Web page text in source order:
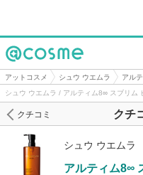
@cosme
アットコスメ シュウ ウエムラ
アル
シュウ ウエムラ / アルティム8∞ スブリム
クチ
クチコミ
シュウ ウエムラ
アルティム8∞